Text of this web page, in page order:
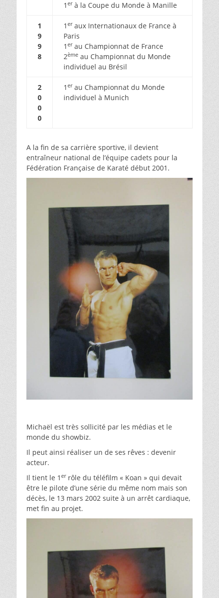
1 erà la Coupe du Monde à Manille
1
9
9
8
1 eraux Internationaux de France à
Paris
1 erau Championnat de France
2èmeau Championnat du Monde
individuel au Brésil
2
0
0
0
1 erau Championnat du Monde
individuel à Munich
A la fin de sa carrière sportive, il devient
entraîneur national de l’équipe cadets pour la
Fédération Française de Karaté début 2001.
Michaël est très sollicité par les médias et le
monde du showbiz.
Il peut ainsi réaliser un de ses rêves : devenir
acteur.
Il tient le 1 errôle du téléfilm « Koan » qui devait
être le pilote d’une série du même nom mais son
décès, le 13 mars 2002 suite à un arrêt cardiaque,
met fin au projet.